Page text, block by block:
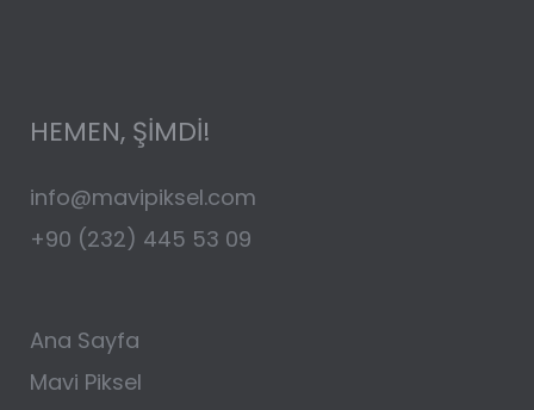
HEMEN, ŞİMDİ!
info@mavipiksel.com
+90 (232) 445 53 09
Ana Sayfa
Mavi Piksel